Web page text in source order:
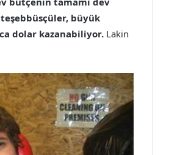
büyük
dolar kazanabiliyor. Lakin